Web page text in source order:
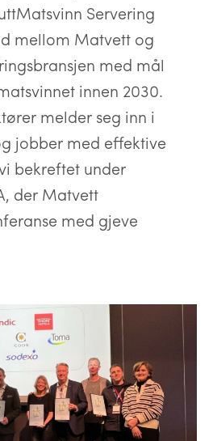
Servering
mellom Matvett og
med mål
innen 2030.
melder seg inn i
jobber med effektive
bekreftet under
der Matvett
med gjeve